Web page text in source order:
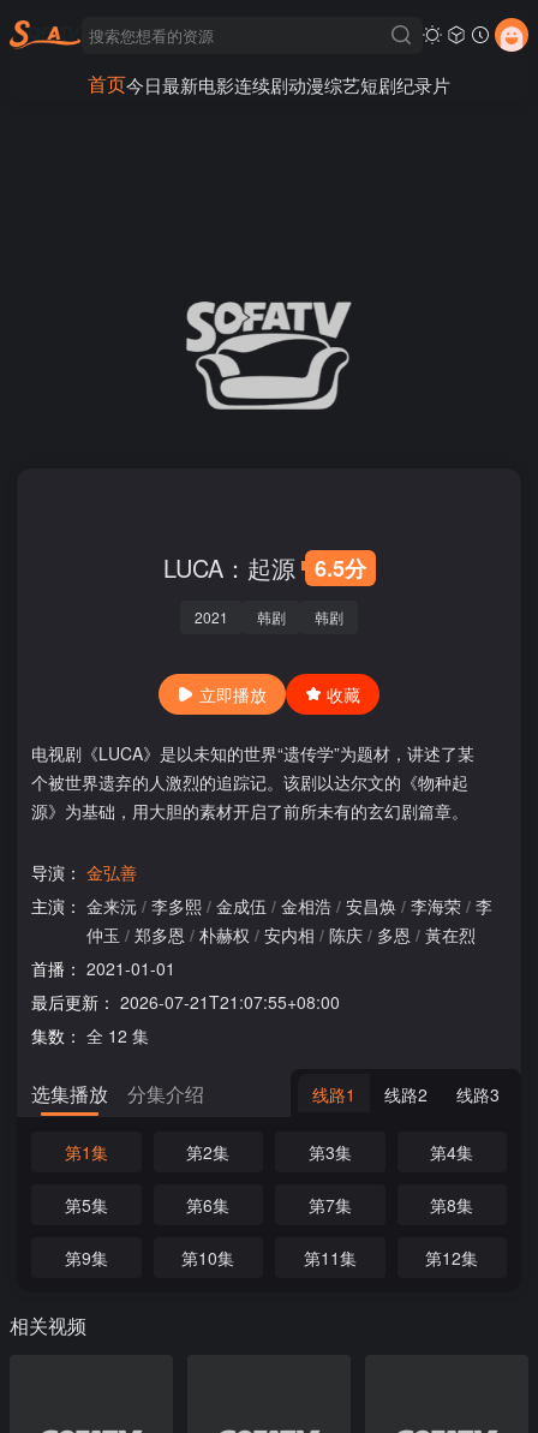
首页今日最新电影连续剧动漫综艺短剧纪录片
LUCA：起源 6.5分
2021 韩剧 韩剧
立即播放 收藏
电视剧《LUCA》是以未知的世界“遗传学”为题材，讲述了某
个被世界遗弃的人激烈的追踪记。该剧以达尔文的《物种起
源》为基础，用大胆的素材开启了前所未有的玄幻剧篇章。
导演： 金弘善
主演： 金来沅 / 李多熙 / 金成伍 / 金相浩 / 安昌焕 / 李海荣 / 李
仲玉 / 郑多恩 / 朴赫权 / 安内相 / 陈庆 / 多恩 / 黃在烈
首播： 2021-01-01
最后更新： 2026-07-21T21:07:55+08:00
集数： 全 12 集
选集播放 分集介绍 线路1 线路2 线路3
第1集 第2集 第3集 第4集
第5集 第6集 第7集 第8集
第9集 第10集 第11集 第12集
相关视频